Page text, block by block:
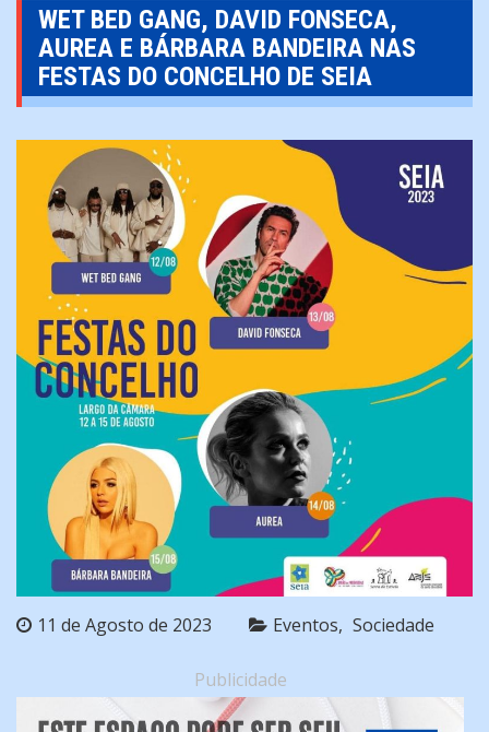
WET BED GANG, DAVID FONSECA,
AUREA E BÁRBARA BANDEIRA NAS
FESTAS DO CONCELHO DE SEIA
11 de Agosto de 2023 Eventos Sociedade
Publicidade